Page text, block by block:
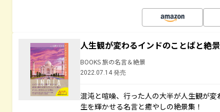
人生観が変わるインドのことばと絶
BOOKS 旅の名言＆絶景
2022.07.14 発売
混沌と喧噪、行った人の大半が人生観が
生を輝かせる名言と癒やしの絶景集！